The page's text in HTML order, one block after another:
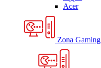
Acer
Zona Gaming